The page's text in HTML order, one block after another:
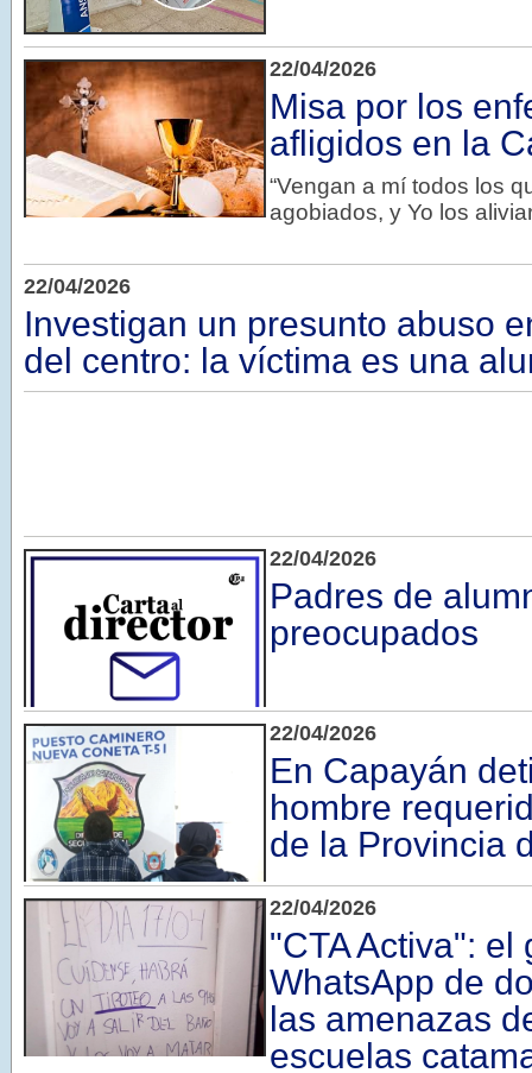
22/04/2026
Misa por los
afligidos en la
“Vengan a mí todos los
agobiados, y Yo los
22/04/2026
Investigan un presunto abuso
del centro: la víctima es una
22/04/2026
Padres de
preocupados
22/04/2026
En Capayán
hombre
de la Provincia
22/04/2026
"CTA Activa": el
WhatsApp de
las amenazas
escuelas